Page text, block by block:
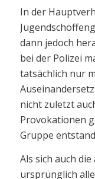
In der
dann jedoch
bei der Polizei
tatsächlich nur
nicht zuletzt
Provokationen
Gruppe
Als sich auch
ursprünglich